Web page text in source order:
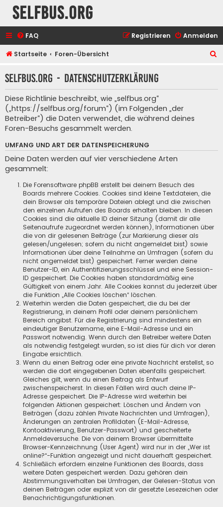
selfbus.org
FAQ Anmelden
Registrieren
Startseite Foren-Übersicht
h
selfbus.org - Datenschutzerklärung
Diese Richtlinie beschreibt, wie „selfbus.org“
(„https://selfbus.org/forum“) (im Folgenden „der
Betreiber“) die Daten verwendet, die während deines
Foren-Besuchs gesammelt werden.
UMFANG UND ART DER DATENSPEICHERUNG
Deine Daten werden auf vier verschiedene Arten
gesammelt:
Die Forensoftware phpBB erstellt bei deinem Besuch des
Boards mehrere Cookies. Cookies sind kleine Textdateien, die
dein Browser als temporäre Dateien ablegt und die zwischen
den einzelnen Aufrufen des Boards erhalten bleiben. In diesen
Cookies sind die aktuelle ID deiner Sitzung (damit dir alle
Seitenaufrufe zugeordnet werden können), Informationen über
die von dir gelesenen Beiträge (zur Markierung dieser als
gelesen/ungelesen; sofern du nicht angemeldet bist) sowie
Informationen über deine Teilnahme an Umfragen (sofern du
nicht angemeldet bist) gespeichert. Ferner werden deine
Benutzer-ID, ein Authentifizierungsschlüssel und eine Session-
ID gespeichert. Die Cookies haben standardmäßig eine
Gültigkeit von einem Jahr. Alle Cookies kannst du jederzeit über
die Funktion „Alle Cookies löschen“ löschen.
Weiterhin werden die Daten gespeichert, die du bei der
Registrierung, in deinem Profil oder deinem persönlichem
Bereich angibst. Für die Registrierung sind mindestens ein
eindeutiger Benutzername, eine E-Mail-Adresse und ein
Passwort notwendig. Wenn durch den Betreiber weitere Daten
als notwendig festgelegt wurden, so ist dies für dich vor deren
Eingabe ersichtlich.
Wenn du einen Beitrag oder eine private Nachricht erstellst, so
werden die dort eingegebenen Daten ebenfalls gespeichert.
Gleiches gilt, wenn du einen Beitrag als Entwurf
zwischenspeicherst. In diesen Fällen wird auch deine IP-
Adresse gespeichert. Die IP-Adresse wird weiterhin bei
folgenden Aktionen gespeichert: Löschen und Ändern von
Beiträgen (dazu zählen Private Nachrichten und Umfragen),
Änderungen an zentralen Profildaten (E-Mail-Adresse,
Kontoaktivierung, Benutzer-Passwort) und gescheiterte
Anmeldeversuche. Die von deinem Browser übermittelte
Browser-Kennzeichnung (User Agent) wird nur in der „Wer ist
online?“-Funktion angezeigt und nicht dauerhaft gespeichert.
Schließlich erfordern einzelne Funktionen des Boards, dass
weitere Daten gespeichert werden. Dazu gehören dein
Abstimmungsverhalten bei Umfragen, der Gelesen-Status von
deinen Beiträgen oder explizit von dir gesetzte Lesezeichen oder
Benachrichtigungsfunktionen.